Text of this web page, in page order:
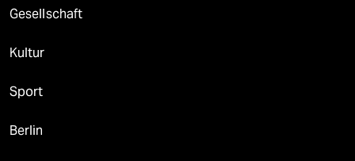
Gesellschaft
Kultur
Sport
Berlin